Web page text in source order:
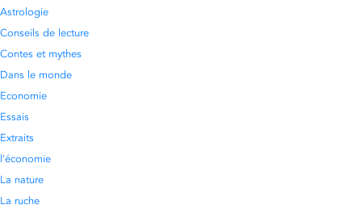
Astrologie
Conseils de lecture
Contes et mythes
Dans le monde
Economie
Essais
Extraits
l'économie
La nature
La ruche